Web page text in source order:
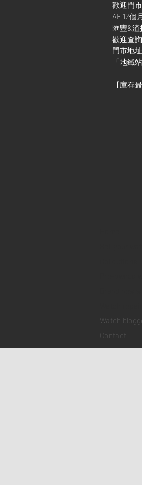
歡迎門
AE 12個
匯豐&渣
歡迎查
門市地
「地鐵
【庫存
Watch
Contact